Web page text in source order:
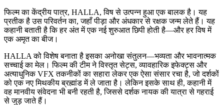
फिल्म का केंद्रीय पात्र, HALLA, विष से उत्पन्न हुआ एक बालक है। यह
प्रतीक है उस परिवर्तन का, जहाँ पीड़ा और अंधकार से रक्षक जन्म लेते हैं। यह
कहानी बताती है कि हर अंत में एक नई शुरुआत छिपी होती है—और हर विष में
एक अमृत का बीज।
HALLA को विशेष बनाता है इसका अनोखा संतुलन—भव्यता और भावनात्मक
सच्चाई का मेल। फिल्म की टीम ने विस्तृत सेट्स, व्यावहारिक इफेक्ट्स और
अत्याधुनिक VFX तकनीकों का सहारा लेकर एक ऐसा संसार रचा है, जो दर्शकों
को एक नए मिथकीय ब्रह्मांड में ले जाता है। लेकिन इसके साथ ही, कहानी में
वह मानवीय संवेदना भी बनी रहती है, जिससे दर्शक नायक की यात्रा से गहराई
से जुड़ जाते हैं।